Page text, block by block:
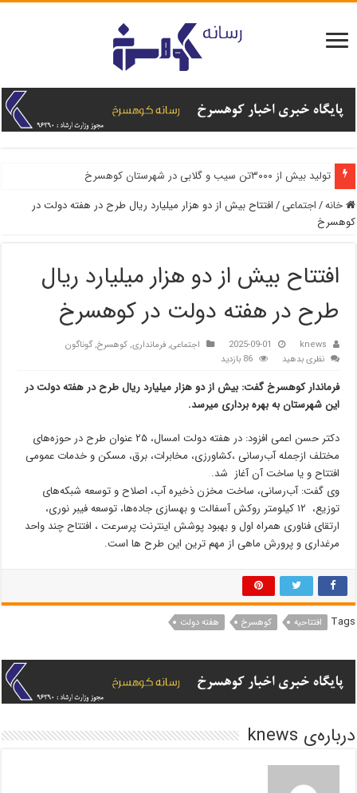
تولید بیش از ۳۰۰۰تن سیب و گلابی در شهرستان کوهسرخ
خانه/اجتماعی /افتتاح بیش از دو هزار میلیارد ریال طرح در هفته دولت در
کوهسرخ
افتتاح بیش از دو هزار میلیارد ریال
طرح در هفته دولت در کوهسرخ
knews
2025-09-01 اجتماعی,فرمانداری,کوهسرخ,گوناگون
نظری بدهید
86 بازدید
فرماندار کوهسرخ گفت: بیش از دو هزار میلیارد ریال طرح در هفته دولت در
این شهرستان به بهره برداری میرسد.
دکتر حسن اعمی افزود: در هفته دولت امسال، ۲۵ عنوان طرح در حوزه‌های
مختلف ازجمله آب‌رسانی ،کشاورزی، مخابرات، برق، مسکن و خدمات عمومی
افتتاح و یا ساخت آن آغاز شد.
وی گفت: آب‌رسانی، ساخت مخزن ذخیره آب، اصلاح و توسعه شبکه‌های
توزیع، ۱۲ کیلومتر روکش آسفالت و بهسازی جاده‌ها، توسعه فیبر نوری،
ارتقای فناوری همراه اول و بهبود پوشش اینترنت پرسرعت ، افتتاح چند واحد
مرغداری و پرورش ماهی از مهم ترین این طرح ها است.
Tags افتتاحیه کوهسرخ هفته دولت
درباره‌ی knews